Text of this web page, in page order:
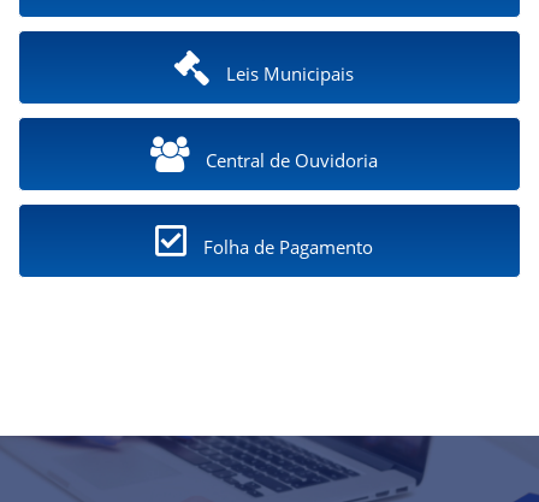
Leis Municipais
Central de Ouvidoria
Folha de Pagamento